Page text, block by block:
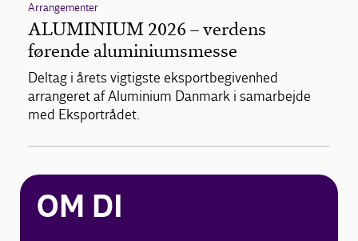
Arrangementer
ALUMINIUM 2026 – verdens
førende aluminiumsmesse
Deltag i årets vigtigste eksportbegivenhed
arrangeret af Aluminium Danmark i samarbejde
med Eksportrådet.
OM DI